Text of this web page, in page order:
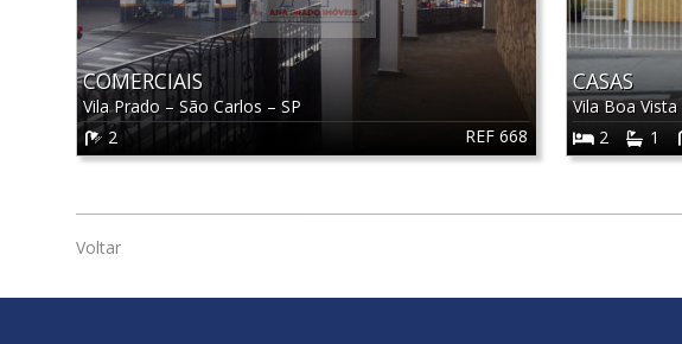
REF 668
COMERCIAIS
Vila Prado – São Carlos – SP
2
CASAS
Vila Boa Vista
2
1
Voltar